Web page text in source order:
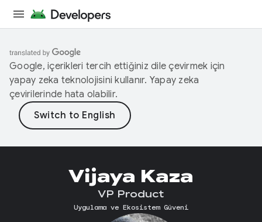
Google, içerikleri tercih ettiğiniz dile çevirmek için
yapay zeka teknolojisini kullanır. Yapay zeka
çevirilerinde hata olabilir.
Vijaya Kaza
VP Product
Uygulama ve Ekosistem Güveni